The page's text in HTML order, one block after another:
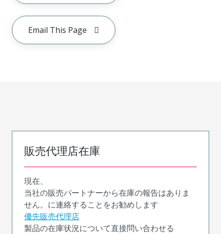
Email This Page
販売代理店在庫
現在、
当社の販売パートナーから在庫の報告はありま
せん。に連絡することをお勧めします
優先販売代理店
製品の在庫状況について直接問い合わせる